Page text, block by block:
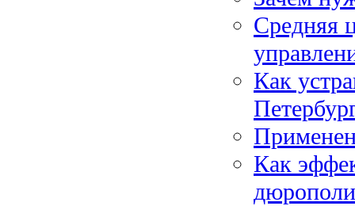
Средняя
Как
Как